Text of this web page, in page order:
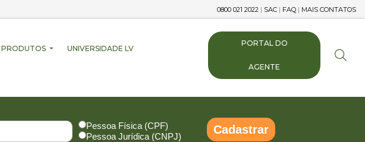
0800 021 2022 | SAC | FAQ | MAIS CONTATOS
PRODUTOS
UNIVERSIDADE LV
PORTAL DO
AGENTE
Pessoa Física (CPF)
Pessoa Jurídica (CNPJ)
Cadastrar